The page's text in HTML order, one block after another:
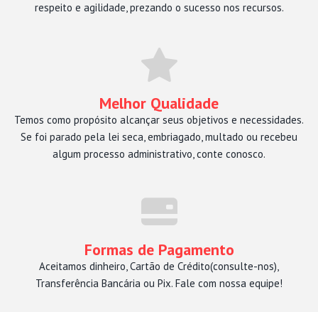
respeito e agilidade, prezando o sucesso nos recursos.
Melhor Qualidade
Temos como propósito alcançar seus objetivos e necessidades.
Se foi parado pela lei seca, embriagado, multado ou recebeu
algum processo administrativo, conte conosco.
Formas de Pagamento
Aceitamos dinheiro, Cartão de Crédito(consulte-nos),
Transferência Bancária ou Pix. Fale com nossa equipe!